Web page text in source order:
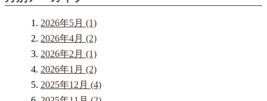
2026年5月 (1)
2026年4月 (2)
2026年2月 (1)
2026年1月 (2)
2025年12月 (4)